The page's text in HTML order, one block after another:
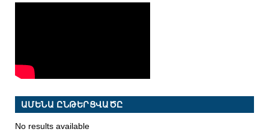
ԱՄԵՆԱ ԸՆԹԵՐՑՎԱԾԸ
No results available